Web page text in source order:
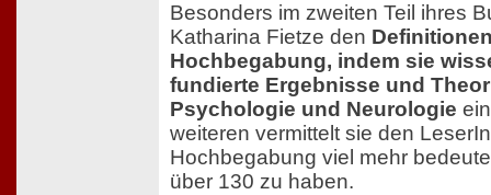
Besonders im zweiten Teil ihres
Katharina Fietze den
Hochbegabung, indem sie
fundierte Ergebnisse und
Psychologie und Neurologie
weiteren vermittelt sie den
Hochbegabung viel mehr
über 130 zu haben.